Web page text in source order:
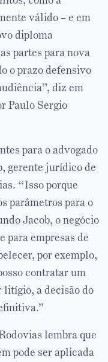
válido – e em
diploma
partes para nova
o prazo defensivo
diz em
Paulo Sergio
para o advogado
gerente jurídico de
“Isso porque
parâmetros para o
Jacob, o negócio
para empresas de
por exemplo,
contratar um
litígio, a decisão do
lembra que
pode ser aplicada